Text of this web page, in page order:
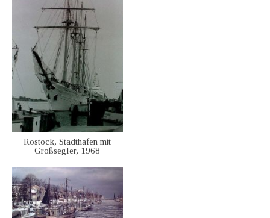
Rostock, Stadthafen mit
Großsegler, 1968